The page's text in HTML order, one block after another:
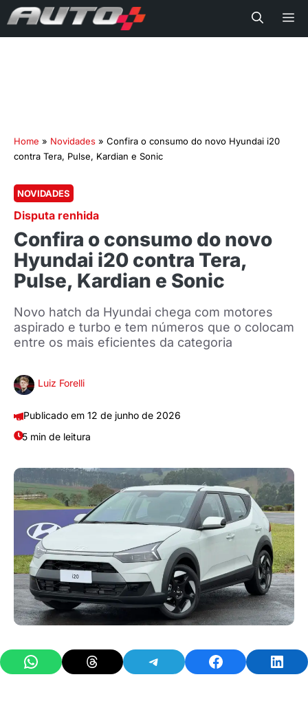
Home » Novidades » Confira o consumo do novo Hyundai i20
contra Tera, Pulse, Kardian e Sonic
NOVIDADES
Disputa renhida
Confira o consumo do novo
Hyundai i20 contra Tera,
Pulse, Kardian e Sonic
Novo hatch da Hyundai chega com motores
aspirado e turbo e tem números que o colocam
entre os mais eficientes da categoria
Luiz Forelli
12 de junho de 2026
5 min de leitura
Share on WhatsAppShare on ThreadsShare on TelegramShare on Facebook